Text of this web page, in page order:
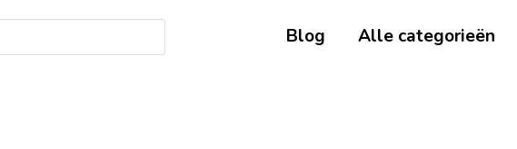
Blog Alle categorieën